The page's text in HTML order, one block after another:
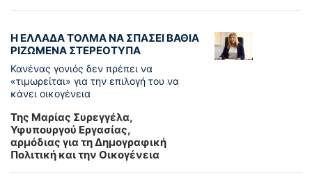
Η ΕΛΛΑΔΑ ΤΟΛΜΑ ΝΑ ΣΠΑΣΕΙ ΒΑΘΙΑ
ΡΙΖΩΜΕΝΑ ΣΤΕΡΕΟΤΥΠΑ
Κανένας γονιός δεν πρέπει να
«τιμωρείται» για την επιλογή του να
κάνει οικογένεια
Της Μαρίας Συρεγγέλα,
Υφυπουργού Εργασίας,
αρμόδιας για τη Δημογραφική
Πολιτική και την Οικογένεια